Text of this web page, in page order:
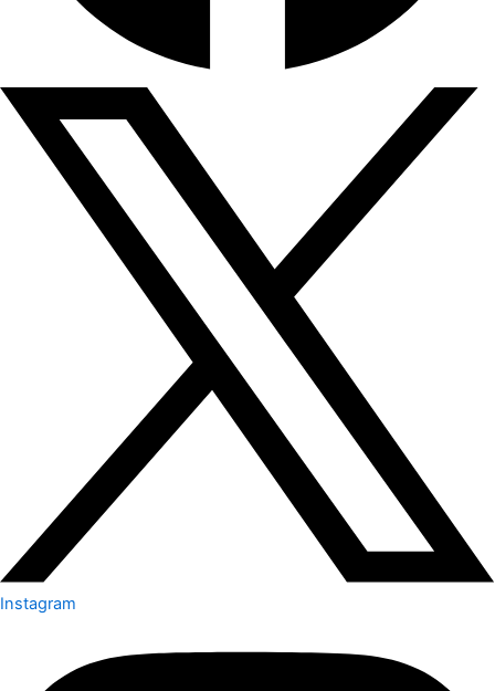
Instagram